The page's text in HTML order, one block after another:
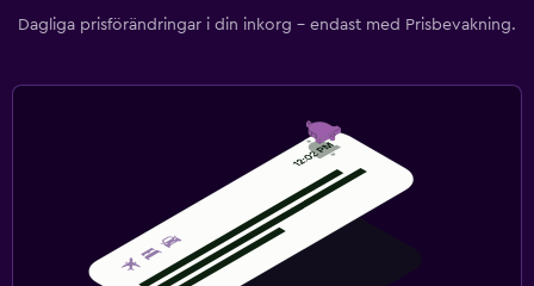
Dagliga prisförändringar i din inkorg – endast med Prisbevakning.